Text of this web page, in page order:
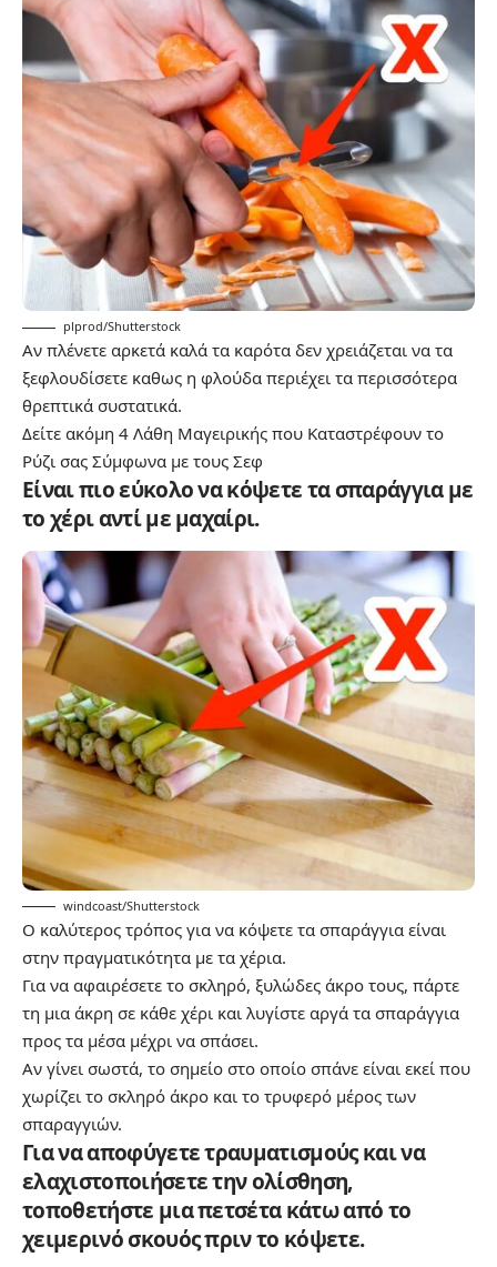
plprod/Shutterstock
Αν πλένετε αρκετά καλά τα καρότα δεν χρειάζεται να τα
ξεφλουδίσετε καθως η φλούδα περιέχει τα περισσότερα
θρεπτικά συστατικά.
Δείτε ακόμη 4 Λάθη Μαγειρικής που Καταστρέφουν το
Ρύζι σας Σύμφωνα με τους Σεφ
Είναι πιο εύκολο να κόψετε τα σπαράγγια με
το χέρι αντί με μαχαίρι.
windcoast/Shutterstock
Ο καλύτερος τρόπος για να κόψετε τα σπαράγγια είναι
στην πραγματικότητα με τα χέρια.
Για να αφαιρέσετε το σκληρό, ξυλώδες άκρο τους, πάρτε
τη μια άκρη σε κάθε χέρι και λυγίστε αργά τα σπαράγγια
προς τα μέσα μέχρι να σπάσει.
Αν γίνει σωστά, το σημείο στο οποίο σπάνε είναι εκεί που
χωρίζει το σκληρό άκρο και το τρυφερό μέρος των
σπαραγγιών.
Για να αποφύγετε τραυματισμούς και να
ελαχιστοποιήσετε την ολίσθηση,
τοποθετήστε μια πετσέτα κάτω από το
χειμερινό σκουός πριν το κόψετε.